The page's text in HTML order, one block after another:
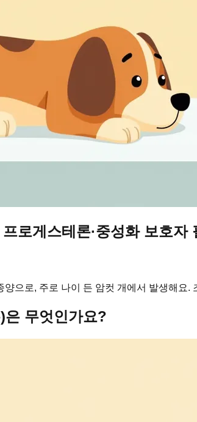
로게스테론·중성화 보호자
으로, 주로 나이 든 암컷 개에서 발생해요.
은 무엇인가요?